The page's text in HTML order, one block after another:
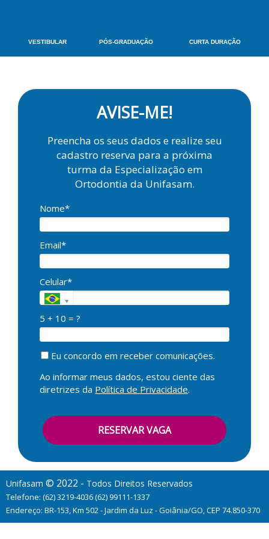
VESTIBULAR PÓS-GRADUAÇÃO CURTA DURAÇÃO
AVISE-ME!
Preencha os seus dados e realize seu
cadastro reserva para a próxima
turma da Especialização em
Ortodontia da Unifasam.
Nome*
Email*
Celular*
5 + 10 = ?
Eu concordo em receber comunicações.
Ao informar meus dados, estou ciente das
diretrizes da Política de Privacidade.
RESERVAR VAGA
Unifasam © 2022 - Todos Direitos Reservados
Telefone: (62) 3219-4036 (62) 99111-1337
Endereço: BR-153, Km 502 - Jardim da Luz - Goiânia/GO, CEP 74.850-370